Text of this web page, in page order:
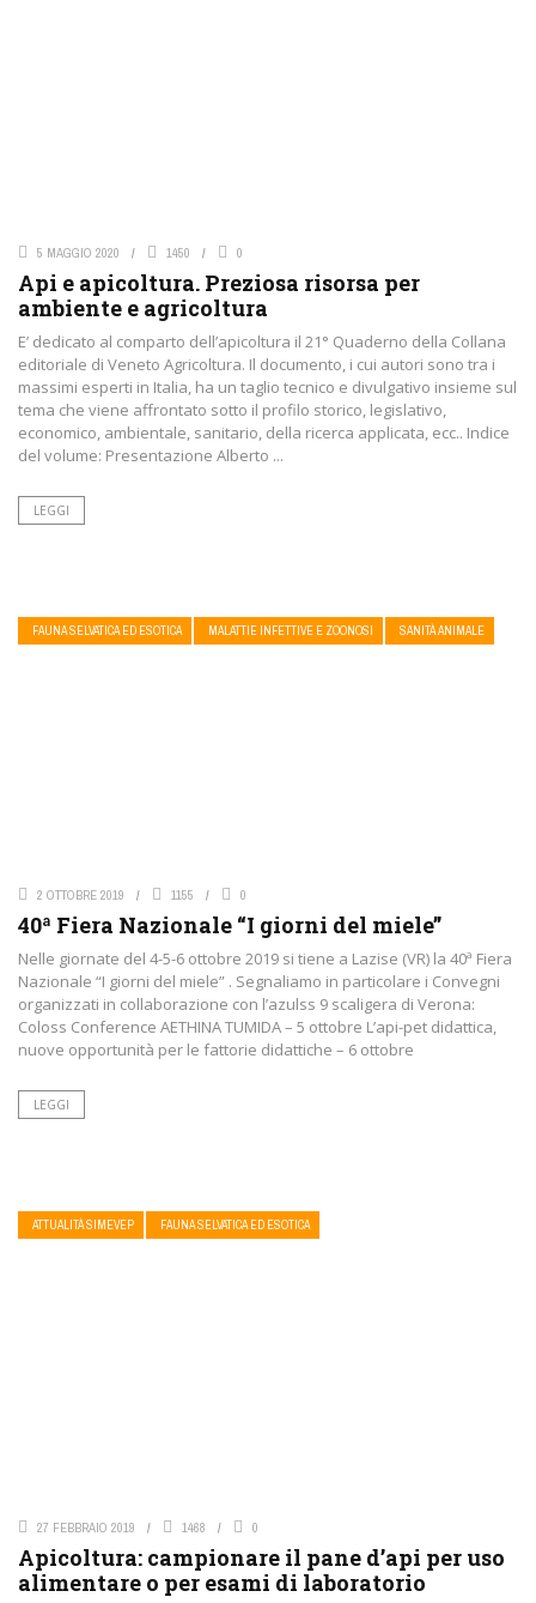
5 MAGGIO 2020 1450 0
Api e apicoltura. Preziosa risorsa per
ambiente e agricoltura
E’ dedicato al comparto dell’apicoltura il 21° Quaderno della Collana
editoriale di Veneto Agricoltura. Il documento, i cui autori sono tra i
massimi esperti in Italia, ha un taglio tecnico e divulgativo insieme sul
tema che viene affrontato sotto il profilo storico, legislativo,
economico, ambientale, sanitario, della ricerca applicata, ecc.. Indice
del volume: Presentazione Alberto ...
LEGGI
FAUNA SELVATICA ED ESOTICA MALATTIE INFETTIVE E ZOONOSI SANITÀ ANIMALE
2 OTTOBRE 2019 1155 0
40ª Fiera Nazionale “I giorni del miele”
Nelle giornate del 4-5-6 ottobre 2019 si tiene a Lazise (VR) la 40ª Fiera
Nazionale “I giorni del miele” . Segnaliamo in particolare i Convegni
organizzati in collaborazione con l’azulss 9 scaligera di Verona:
Coloss Conference AETHINA TUMIDA – 5 ottobre L’api-pet didattica,
nuove opportunità per le fattorie didattiche – 6 ottobre
LEGGI
ATTUALITÀ SIMEVEP FAUNA SELVATICA ED ESOTICA
27 FEBBRAIO 2019 1468 0
Apicoltura: campionare il pane d’api per uso
alimentare o per esami di laboratorio